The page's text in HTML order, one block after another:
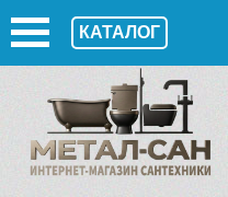
КАТАЛОГ